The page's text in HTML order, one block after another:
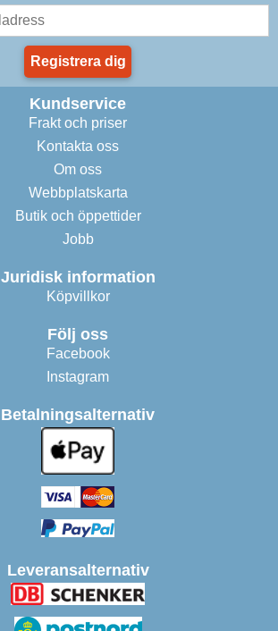
Registrera dig
Kundservice
Frakt och priser
Kontakta oss
Om oss
Webbplatskarta
Butik och öppettider
Jobb
Juridisk information
Köpvillkor
Följ oss
Facebook
Instagram
Betalningsalternativ
Leveransalternativ